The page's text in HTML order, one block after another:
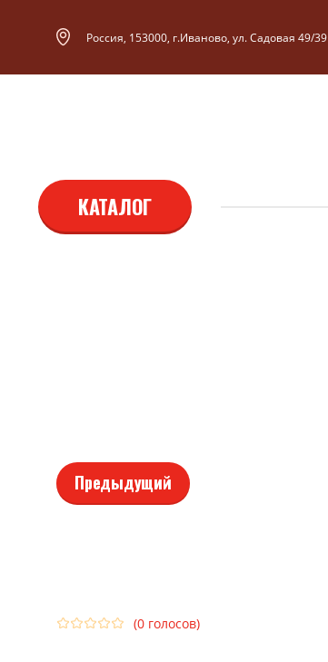
Россия, 153000, г.Иваново, ул. Садовая 49/39
КАТАЛОГ
Предыдущий
(0 голосов)